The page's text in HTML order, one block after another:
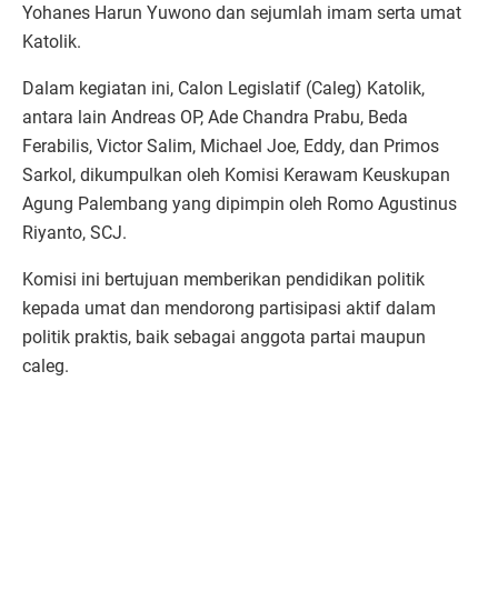
Yohanes Harun Yuwono dan sejumlah imam serta umat
Katolik.
Dalam kegiatan ini, Calon Legislatif (Caleg) Katolik,
antara lain Andreas OP, Ade Chandra Prabu, Beda
Ferabilis, Victor Salim, Michael Joe, Eddy, dan Primos
Sarkol, dikumpulkan oleh Komisi Kerawam Keuskupan
Agung Palembang yang dipimpin oleh Romo Agustinus
Riyanto, SCJ.
Komisi ini bertujuan memberikan pendidikan politik
kepada umat dan mendorong partisipasi aktif dalam
politik praktis, baik sebagai anggota partai maupun
caleg.